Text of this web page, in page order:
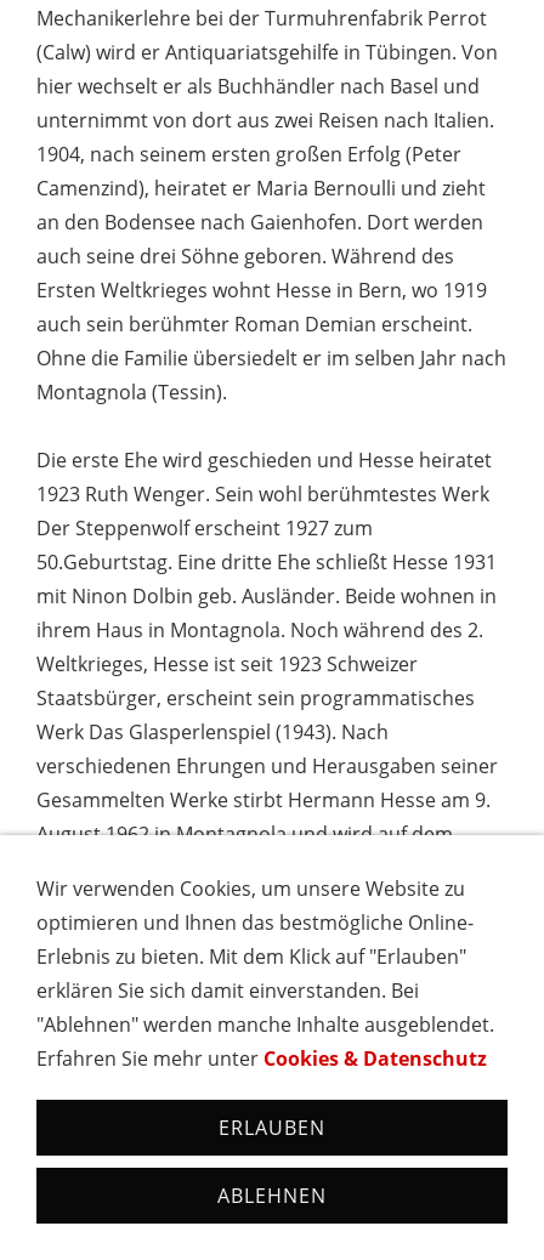
Mechanikerlehre bei der Turmuhrenfabrik Perrot
(Calw) wird er Antiquariatsgehilfe in Tübingen. Von
hier wechselt er als Buchhändler nach Basel und
unternimmt von dort aus zwei Reisen nach Italien.
1904, nach seinem ersten großen Erfolg (Peter
Camenzind), heiratet er Maria Bernoulli und zieht
an den Bodensee nach Gaienhofen. Dort werden
auch seine drei Söhne geboren. Während des
Ersten Weltkrieges wohnt Hesse in Bern, wo 1919
auch sein berühmter Roman Demian erscheint.
Ohne die Familie übersiedelt er im selben Jahr nach
Montagnola (Tessin).
Die erste Ehe wird geschieden und Hesse heiratet
1923 Ruth Wenger. Sein wohl berühmtestes Werk
Der Steppenwolf erscheint 1927 zum
50.Geburtstag. Eine dritte Ehe schließt Hesse 1931
mit Ninon Dolbin geb. Ausländer. Beide wohnen in
ihrem Haus in Montagnola. Noch während des 2.
Weltkrieges, Hesse ist seit 1923 Schweizer
Staatsbürger, erscheint sein programmatisches
Werk Das Glasperlenspiel (1943). Nach
verschiedenen Ehrungen und Herausgaben seiner
Gesammelten Werke stirbt Hermann Hesse am 9.
August 1962 in Montagnola und wird auf dem
Hesse ist der meistgelesene deutschsprachige
Schriftsteller unseres Jahrhunderts. In einem
historischen Gebäude mit Blick auf den Marktplatz
seiner Geburtsstadt Calw ist die größte
Dauerausstellung in Europa über diesen Dichter
untergebracht. Das Hermann-Hesse-Museum
(Marktplatz 30) umfasst auf einer Fläche von mehr
als 200 qm in 10 Räumen die Lebens-, Werk- und
Wirkungsgeschichte dieses wohl im Ausland
Wir verwenden Cookies, um unsere Website zu
optimieren und Ihnen das bestmögliche Online-
Erlebnis zu bieten. Mit dem Klick auf "Erlauben"
erklären Sie sich damit einverstanden. Bei
"Ablehnen" werden manche Inhalte ausgeblendet.
Erfahren Sie mehr unter Cookies & Datenschutz
ERLAUBEN
ABLEHNEN